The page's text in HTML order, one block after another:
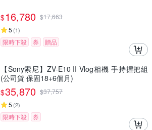
$16,780 $17,663
5 (1)
限時下殺 券 贈品
【Sony索尼】ZV-E10 II Vlog相機 手持握把組
(公司貨 保固18+6個月)
$35,870 $37,757
5 (2)
限時下殺 券